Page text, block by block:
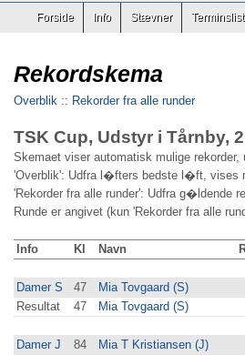
Forside Info Stævner
Rekordskema
Overblik :: Rekorder fra alle runder
TSK Cup, Udstyr i Tårnby,
Skemaet viser automatisk mulige
'Overblik': Udfra l�fters bedste l�ft, vises
'Rekorder fra alle runder': Udfra g�ldende
Runde er angivet (kun 'Rekorder fra alle
Info Kl Navn
Damer S 47 Mia Tovgaard (S)
Resultat
47 Mia Tovgaard (S)
Damer J 84 Mia T Kristiansen (J)